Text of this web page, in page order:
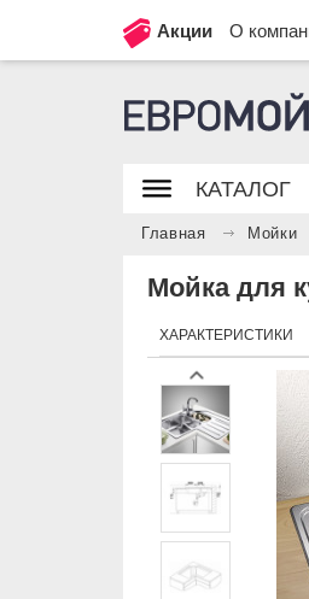
Акции О
КАТАЛОГ
Главная Мойки
Мойка для
ХАРАКТЕРИСТИКИ